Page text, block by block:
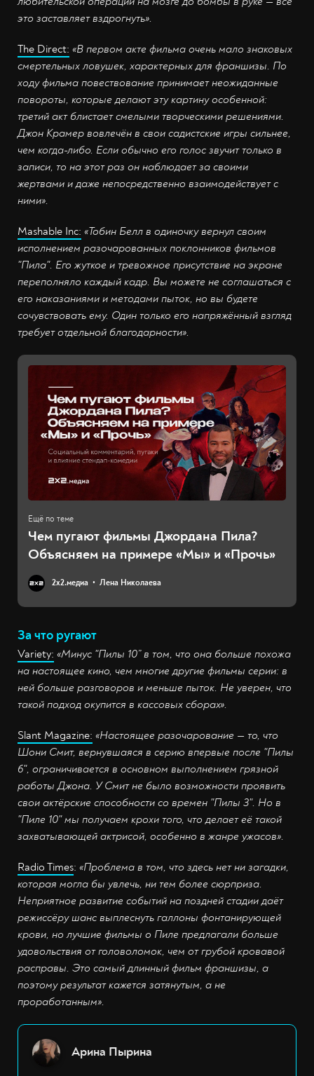
это заставляет вздрогнуть».
The Direct: «В первом акте фильма очень мало знаковых
смертельных ловушек, характерных для франшизы. По
ходу фильма повествование принимает неожиданные
повороты, которые делают эту картину особенной:
третий акт блистает смелыми творческими решениями.
Джон Крамер вовлечён в свои садистские игры сильнее,
чем когда-либо. Если обычно его голос звучит только в
записи, то на этот раз он наблюдает за своими
жертвами и даже непосредственно взаимодействует с
ними».
Mashable Inc: «Тобин Белл в одиночку вернул своим
исполнением разочарованных поклонников фильмов
"Пила". Его жуткое и тревожное присутствие на экране
переполняло каждый кадр. Вы можете не соглашаться с
его наказаниями и методами пыток, но вы будете
сочувствовать ему. Один только его напряжённый взгляд
требует отдельной благодарности».
Чем пугают фильмы Джордана Пила?
Объясняем на примере «Мы» и «Прочь»
2х2.медиа Лена Николаева
За что ругают
Variety: «Минус "Пилы 10” в том, что она больше похожа
на настоящее кино, чем многие другие фильмы серии: в
ней больше разговоров и меньше пыток. Не уверен, что
такой подход окупится в кассовых сборах».
Slant Magazine: «Настоящее разочарование — то, что
Шони Смит, вернувшаяся в серию впервые после "Пилы
6", ограничивается в основном выполнением грязной
работы Джона. У Смит не было возможности проявить
свои актёрские способности со времен "Пилы 3". Но в
"Пиле 10" мы получаем крохи того, что делает её такой
захватывающей актрисой, особенно в жанре ужасов».
Radio Times: «Проблема в том, что здесь нет ни загадки,
которая могла бы увлечь, ни тем более сюрприза.
Неприятное развитие событий на поздней стадии даёт
режиссёру шанс выплеснуть галлоны фонтанирующей
крови, но лучшие фильмы о Пиле предлагали больше
удовольствия от головоломок, чем от грубой кровавой
расправы. Это самый длинный фильм франшизы, а
поэтому результат кажется затянутым, а не
проработанным».
Арина Пырина